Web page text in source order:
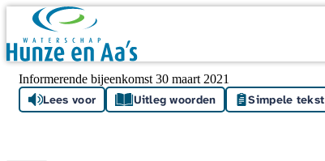
Skip navigation
Informerende bijeenkomst 30 maart 2021
Lees voor Uitleg woorden Simpele tekst